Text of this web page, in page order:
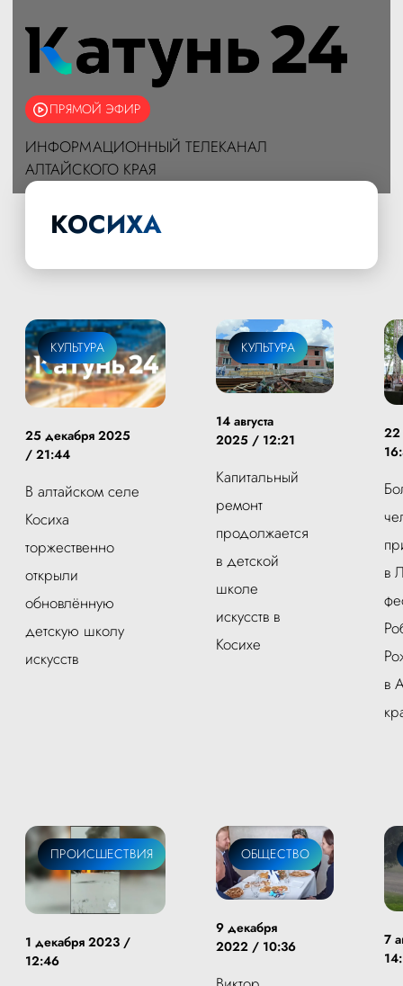
ПРЯМОЙ ЭФИР
ИНФОРМАЦИОННЫЙ ТЕЛЕКАНАЛ
АЛТАЙСКОГО КРАЯ
КОСИХА
КУЛЬТУРА
25 декабря 2025
/ 21:44
В алтайском селе
Косиха
торжественно
открыли
обновлённую
детскую школу
искусств
КУЛЬТУРА
14 августа
2025 / 12:21
Капитальный
ремонт
продолжается
в детской
школе
искусств в
Косихе
в
в
ПРОИСШЕСТВИЯ
1 декабря 2023 /
12:46
ОБЩЕСТВО
9 декабря
2022 / 10:36
7